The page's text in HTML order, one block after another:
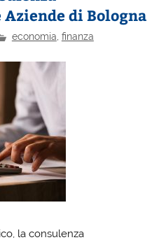
di Bologna
economia, finanza
la consulenza